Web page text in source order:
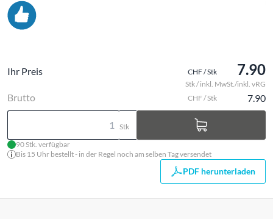
Ihr Preis CHF / Stk 7.90
Stk / inkl. MwSt./inkl. vRG
Brutto CHF / Stk 7.90
Stk
90 Stk. verfügbar
Bis 15 Uhr bestellt - in der Regel noch am selben Tag versendet
PDF herunterladen